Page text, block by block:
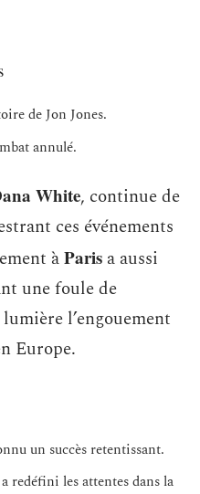
de Jon Jones.
annulé.
White, continue de
ces événements
àParis a aussi
une foule de
l’engouement
Europe.
un succès retentissant.
a redéfini les attentes dans la